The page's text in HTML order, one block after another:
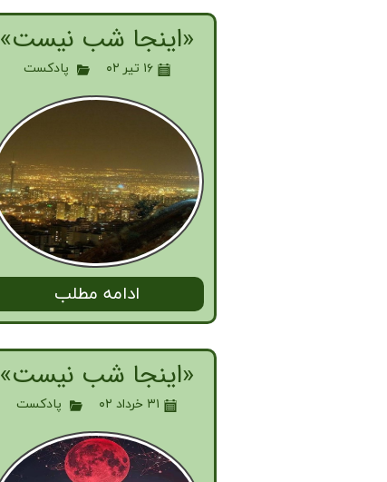
«اینجا شب نیست»
۱۶ تیر ۰۲ پادکست
ادامه مطلب
«اینجا شب نیست»
۳۱ خرداد ۰۲ پادکست